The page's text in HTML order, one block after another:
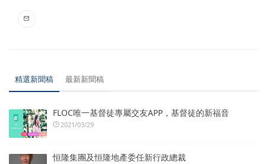
精選新聞稿 最新新聞稿
FLOC唯一基督徒專屬交友APP，基督徒的新福音
2021/03/29
恒隆集團及恒隆地產委任新行政總裁